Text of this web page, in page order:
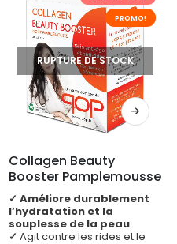
PROMO!
RUPTURE DE STOCK
Collagen Beauty
Booster Pamplemousse
✓ Améliore durablement
l’hydratation et la
souplesse de la peau
✓ Agit contre les rides et le